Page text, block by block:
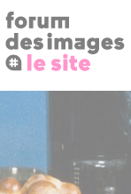
au
contenu
principal